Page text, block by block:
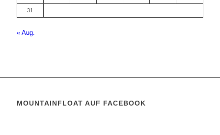
31
« Aug.
MOUNTAINFLOAT AUF FACEBOOK